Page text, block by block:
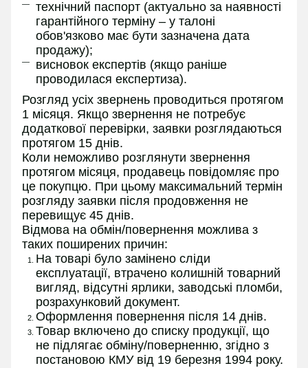
технічний паспорт (актуально за наявності
гарантійного терміну – у талоні
обов'язково має бути зазначена дата
продажу);
висновок експертів (якщо раніше
проводилася експертиза).
Розгляд усіх звернень проводиться протягом
1 місяця. Якщо звернення не потребує
додаткової перевірки, заявки розглядаються
протягом 15 днів.
Коли неможливо розглянути звернення
протягом місяця, продавець повідомляє про
це покупцю. При цьому максимальний термін
розгляду заявки після продовження не
перевищує 45 днів.
Відмова на обмін/повернення можлива з
таких поширених причин:
На товарі було замінено сліди
експлуатації, втрачено колишній товарний
вигляд, відсутні ярлики, заводські пломби,
розрахунковий документ.
Оформлення повернення після 14 днів.
Товар включено до списку продукції, що
не підлягає обміну/поверненню, згідно з
постановою КМУ від 19 березня 1994 року.